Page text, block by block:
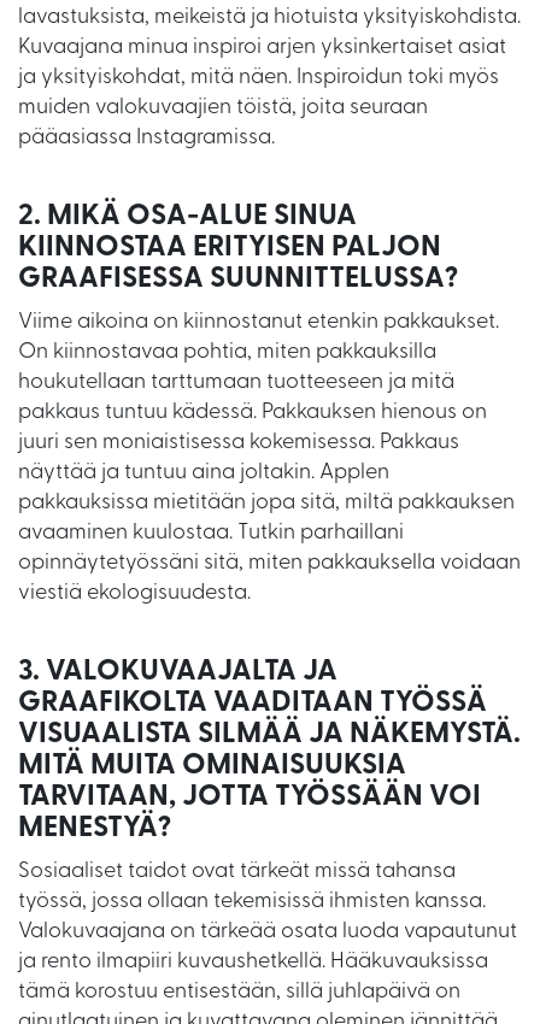
lavastuksista, meikeistä ja hiotuista yksityiskohdista.
Kuvaajana minua inspiroi arjen yksinkertaiset asiat
ja yksityiskohdat, mitä näen. Inspiroidun toki myös
muiden valokuvaajien töistä, joita seuraan
pääasiassa Instagramissa.
2. MIKÄ OSA-ALUE SINUA
KIINNOSTAA ERITYISEN PALJON
GRAAFISESSA SUUNNITTELUSSA?
Viime aikoina on kiinnostanut etenkin pakkaukset.
On kiinnostavaa pohtia, miten pakkauksilla
houkutellaan tarttumaan tuotteeseen ja mitä
pakkaus tuntuu kädessä. Pakkauksen hienous on
juuri sen moniaistisessa kokemisessa. Pakkaus
näyttää ja tuntuu aina joltakin. Applen
pakkauksissa mietitään jopa sitä, miltä pakkauksen
avaaminen kuulostaa. Tutkin parhaillani
opinnäytetyössäni sitä, miten pakkauksella voidaan
viestiä ekologisuudesta.
3. VALOKUVAAJALTA JA
GRAAFIKOLTA VAADITAAN TYÖSSÄ
VISUAALISTA SILMÄÄ JA NÄKEMYSTÄ.
MITÄ MUITA OMINAISUUKSIA
TARVITAAN, JOTTA TYÖSSÄÄN VOI
MENESTYÄ?
Sosiaaliset taidot ovat tärkeät missä tahansa
työssä, jossa ollaan tekemisissä ihmisten kanssa.
Valokuvaajana on tärkeää osata luoda vapautunut
ja rento ilmapiiri kuvaushetkellä. Hääkuvauksissa
tämä korostuu entisestään, sillä juhlapäivä on